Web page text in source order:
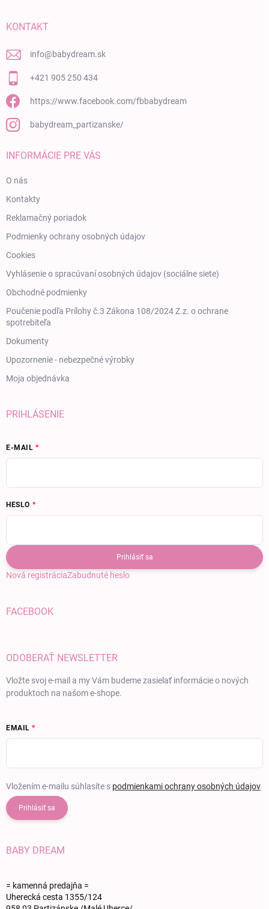
KONTAKT
info@babydream.sk
+421 905 250 434
https://www.facebook.com/fbbabydream
babydream_partizanske/
INFORMÁCIE PRE VÁS
O nás
Kontakty
Reklamačný poriadok
Podmienky ochrany osobných údajov
Cookies
Vyhlásenie o spracúvaní osobných údajov (sociálne siete)
Obchodné podmienky
Poučenie podľa Prílohy č.3 Zákona 108/2024 Z.z. o ochrane
spotrebiteľa
Dokumenty
Upozornenie - nebezpečné výrobky
Moja objednávka
PRIHLÁSENIE
E-MAIL
HESLO
Prihlásiť sa
Nová registráciaZabudnuté heslo
FACEBOOK
ODOBERAŤ NEWSLETTER
Vložte svoj e-mail a my Vám budeme zasielať informácie o nových
produktoch na našom e-shope.
EMAIL
Vložením e-mailu súhlasíte s podmienkami ochrany osobných údajov
Prihlásiť sa
BABY DREAM
= kamenná predajňa =
Uherecká cesta 1355/124